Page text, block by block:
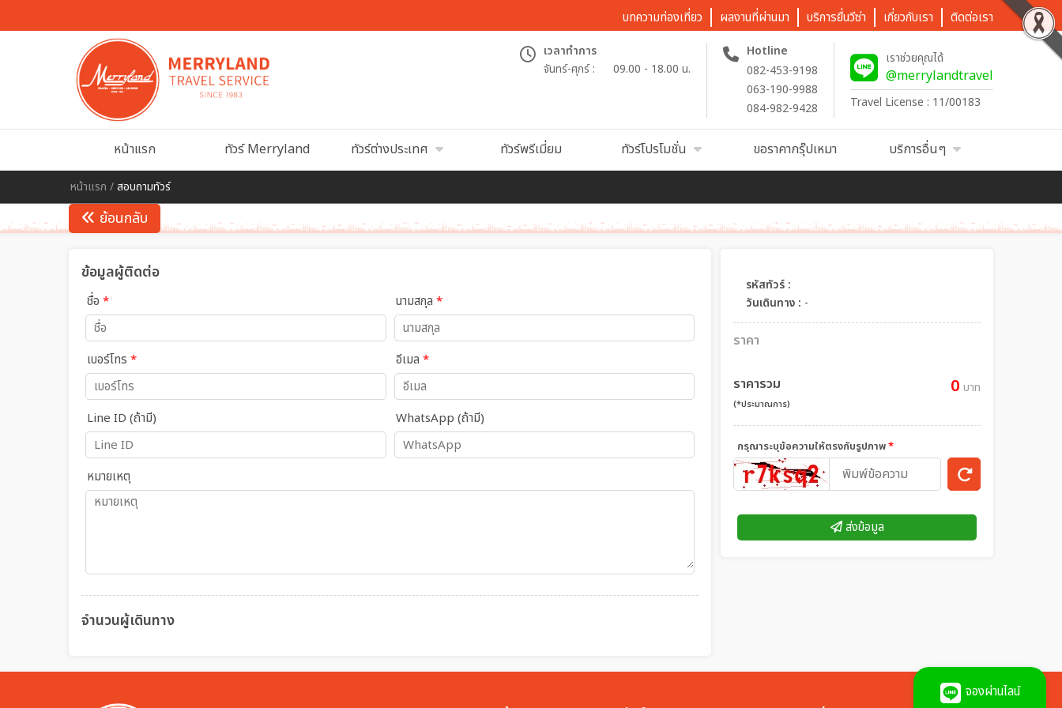
บทความท่องเที่ยว ผลงานที่ผ่านมา บริการยื่นวีซ่า เกี่ยวกับเรา ติดต่อเรา
เวลาทำการ
จันทร์-ศุกร์ :
09.00 - 18.00 น.
Hotline
082-453-9198
063-190-9988
084-982-9428
เราช่วยคุณได้
@merrylandtravel
Travel License : 11/00183
หน้าแรก ทัวร์ Merryland ทัวร์ต่างประเทศ ทัวร์พรีเมี่ยม ทัวร์โปรโมชั่น ขอราคากรุ๊ปเหมา บริการอื่นๆ
หน้าแรก /สอบถามทัวร์
ย้อนกลับ
ข้อมูลผู้ติดต่อ
ชื่อ * นามสกุล *
เบอร์โทร * อีเมล *
Line ID (ถ้ามี) WhatsApp (ถ้ามี)
หมายเหตุ
จำนวนผู้เดินทาง
รหัสทัวร์ :
วันเดินทาง : -
ราคา
ราคารวม
(*ประมาณการ)
0 บาท
กรุณาระบุข้อความให้ตรงกับรูปภาพ*
ส่งข้อมูล
จองผ่านไลน์